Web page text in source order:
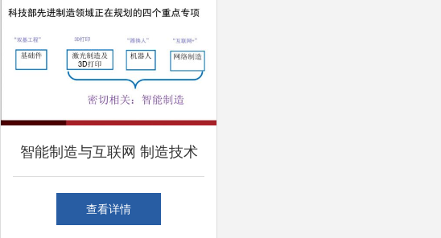
智能制造与互联网 制造技术
的革新与网络信息技术的深远
查看详情